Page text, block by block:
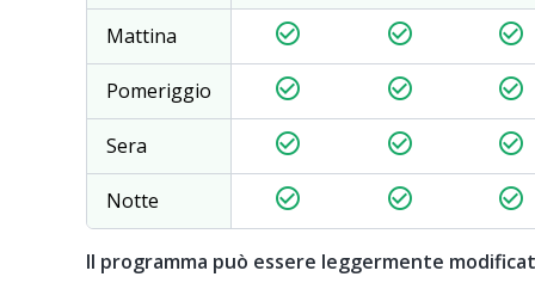
Mattina
check_circle_outline check_circle_outline check_circle_outline
Pomeriggio check_circle_outline check_circle_outline check_circle_outline
Sera check_circle_outline check_circle_outline check_circle_outline
Notte check_circle_outline check_circle_outline check_circle_outline
Il programma può essere leggermente